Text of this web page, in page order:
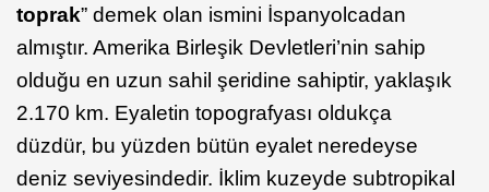
toprak” demek olan ismini İspanyolcadan
almıştır. Amerika Birleşik Devletleri’nin sahip
olduğu en uzun sahil şeridine sahiptir, yaklaşık
2.170 km. Eyaletin topografyası oldukça
düzdür, bu yüzden bütün eyalet neredeyse
deniz seviyesindedir. İklim kuzeyde subtropikal